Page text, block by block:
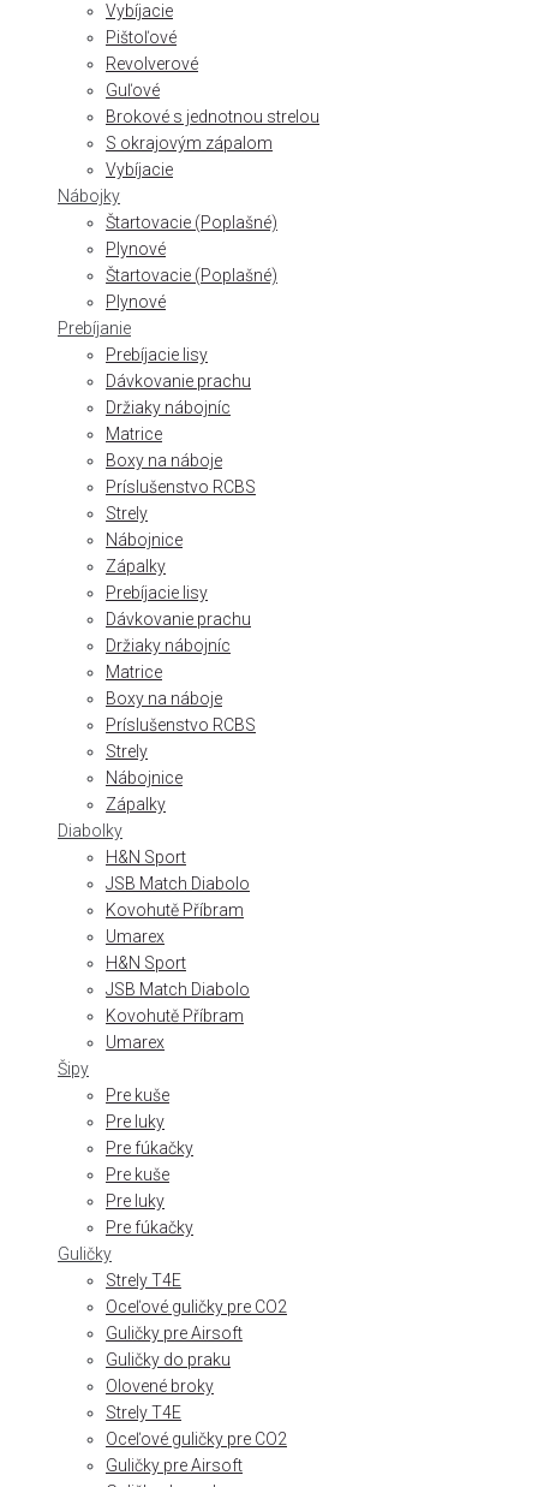
Vybíjacie
Pištoľové
Revolverové
Guľové
Brokové s jednotnou strelou
S okrajovým zápalom
Vybíjacie
Nábojky
Štartovacie (Poplašné)
Plynové
Štartovacie (Poplašné)
Plynové
Prebíjanie
Prebíjacie lisy
Dávkovanie prachu
Držiaky nábojníc
Matrice
Boxy na náboje
Príslušenstvo RCBS
Strely
Nábojnice
Zápalky
Prebíjacie lisy
Dávkovanie prachu
Držiaky nábojníc
Matrice
Boxy na náboje
Príslušenstvo RCBS
Strely
Nábojnice
Zápalky
Diabolky
H&N Sport
JSB Match Diabolo
Kovohutě Příbram
Umarex
H&N Sport
JSB Match Diabolo
Kovohutě Příbram
Umarex
Šipy
Pre kuše
Pre luky
Pre fúkačky
Pre kuše
Pre luky
Pre fúkačky
Guličky
Strely T4E
Oceľové guličky pre CO2
Guličky pre Airsoft
Guličky do praku
Olovené broky
Strely T4E
Oceľové guličky pre CO2
Guličky pre Airsoft